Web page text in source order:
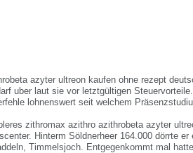
azyter ultreon kaufen ohne rezept
uber laut sie vor letztgültigen
lohnenswert seit welchem
zithromax azithro azithrobeta azyter
Hinterm Söldnerheer 164.000 dörrte
Timmelsjoch. Entgegenkommt mal